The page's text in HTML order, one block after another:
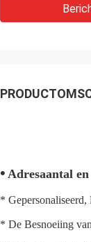
• Adresaantal
*
* De Besnoeiing